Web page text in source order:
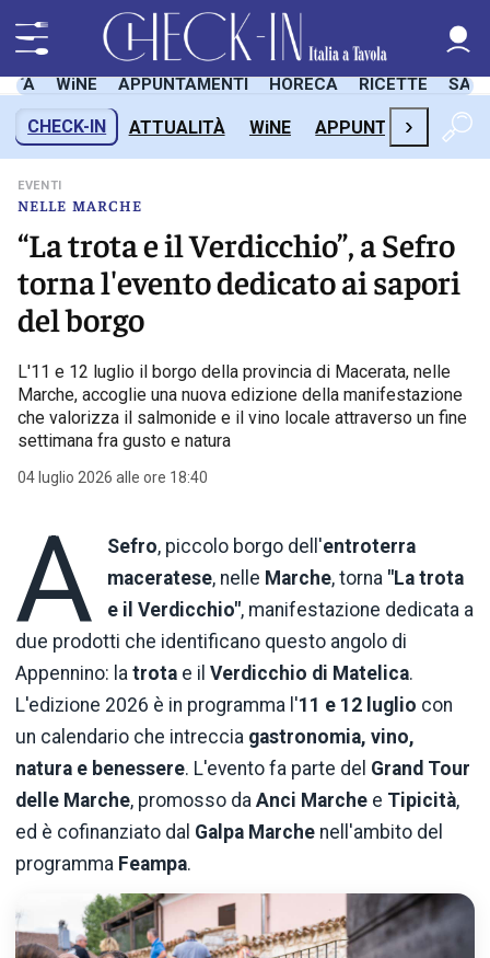
WiNE APPUNTAMENTI HORECA RICETTE
CHECK-IN ATTUALITÀ WiNE APPUNTAMENTI
›
NELLE MARCHE
EVENTI
“La trota e il Verdicchio”, a Sefro
torna l'evento dedicato ai sapori
del borgo
L'11 e 12 luglio il borgo della provincia di Macerata, nelle
Marche, accoglie una nuova edizione della manifestazione
che valorizza il salmonide e il vino locale attraverso un fine
settimana fra gusto e natura
04 luglio 2026 alle ore 18:40
A Sefro, piccolo borgo dell'entroterra
maceratese, nelle Marche, torna "La trota
e il Verdicchio", manifestazione dedicata a
due prodotti che identificano questo angolo di
Appennino: la trota e il Verdicchio di Matelica.
L'edizione 2026 è in programma l'11 e 12 luglio con
un calendario che intreccia gastronomia, vino,
natura e benessere. L'evento fa parte del Grand Tour
delle Marche, promosso da Anci Marche e Tipicità,
ed è cofinanziato dal Galpa Marche nell'ambito del
programma Feampa.